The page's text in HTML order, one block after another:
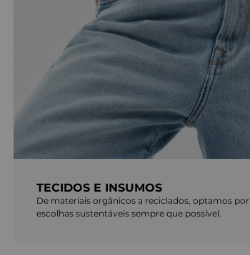
TECIDOS E INSUMOS
De materiais orgânicos a reciclados, optamos por
escolhas sustentáveis sempre que possível.